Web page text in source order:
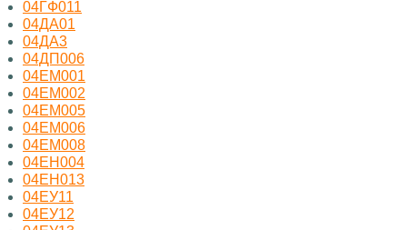
04ГФ011
04ДА01
04ДА3
04ДП006
04ЕМ001
04ЕМ002
04ЕМ005
04ЕМ006
04ЕМ008
04ЕН004
04ЕН013
04ЕУ11
04ЕУ12